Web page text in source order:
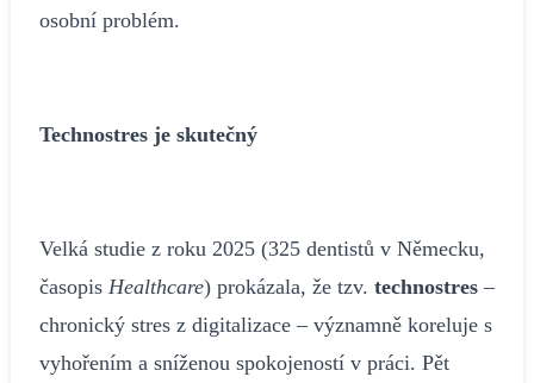
osobní problém.
Technostres je skutečný
Velká studie z roku 2025 (325 dentistů v Německu,
časopis Healthcare) prokázala, že tzv. technostres –
chronický stres z digitalizace – významně koreluje s
vyhořením a sníženou spokojeností v práci. Pět